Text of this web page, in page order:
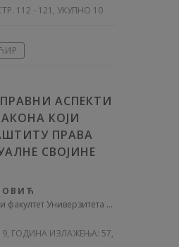
112 - 121, УКУПНО 10
АСПЕКТИ
КОЈИ
ПРАВА
СВОЈИНЕ
Универзитета у Београду
ГОДИНА ИЗЛАЖЕЊА: 57,